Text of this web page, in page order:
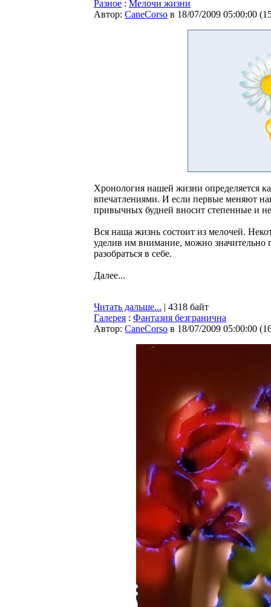
Разное : Мелочи жизни
Автор: CaneCorso в 18/07/2009 05:00:00 (
Хронология нашей жизни определяется
впечатлениями. И если первые меняют
привычных будней вносит степенные и
Вся наша жизнь состоит из мелочей.
уделив им внимание, можно значительно
разобраться в себе.
Далее...
Читать дальше... | 4318 байт
Галерея : Фантазия безгранична
Автор: CaneCorso в 18/07/2009 05:00:00 (